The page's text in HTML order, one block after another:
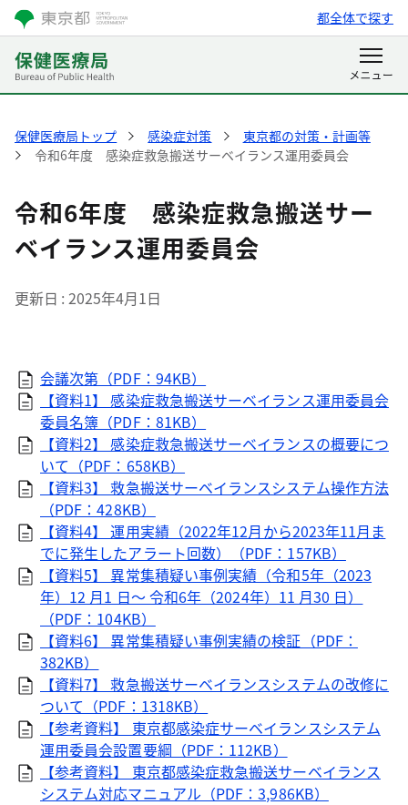
都全体で探す
保健医療局トップ 感染症対策
東京都の対策・計画等
令和6年度 感染症救急搬送サーベイランス運用委員会
令和6年度 感染症救急搬送サー
ベイランス運用委員会
更新日 2025年4月1日
会議次第（PDF：94KB）
【資料1】 感染症救急搬送サーベイランス運用委員会
委員名簿（PDF：81KB）
【資料2】 感染症救急搬送サーベイランスの概要につ
いて（PDF：658KB）
【資料3】 救急搬送サーベイランスシステム操作方法
（PDF：428KB）
【資料4】 運用実績（2022年12月から2023年11月ま
でに発生したアラート回数）（PDF：157KB）
【資料5】 異常集積疑い事例実績（令和5年（2023
年）12 月1 日～ 令和6年（2024年）11 月30 日）
（PDF：104KB）
【資料6】 異常集積疑い事例実績の検証（PDF：
382KB）
【資料7】 救急搬送サーベイランスシステムの改修に
ついて（PDF：1318KB）
【参考資料】 東京都感染症サーベイランスシステム
運用委員会設置要綱（PDF：112KB）
【参考資料】 東京都感染症救急搬送サーベイランス
システム対応マニュアル（PDF：3,986KB）